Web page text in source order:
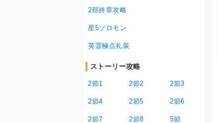
2部終章攻略
星5ソロモン
英霊極点礼装
ストーリー攻略
2節1 2節2 2節3
2節4 2節5 2節6
2節7 2節8 5節